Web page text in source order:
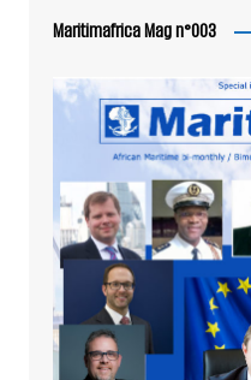
Maritimafrica Mag n°003